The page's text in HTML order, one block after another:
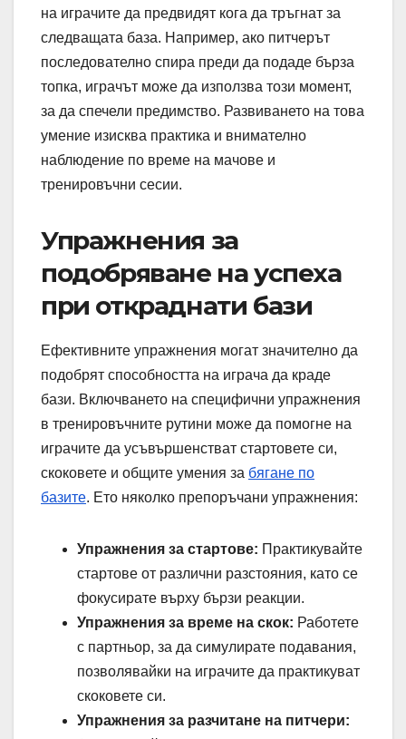
на играчите да предвидят кога да тръгнат за
следващата база. Например, ако питчерът
последователно спира преди да подаде бърза
топка, играчът може да използва този момент,
за да спечели предимство. Развиването на това
умение изисква практика и внимателно
наблюдение по време на мачове и
тренировъчни сесии.
Упражнения за
подобряване на успеха
при откраднати бази
Ефективните упражнения могат значително да
подобрят способността на играча да краде
бази. Включването на специфични упражнения
в тренировъчните рутини може да помогне на
играчите да усъвършенстват стартовете си,
скоковете и общите умения за бягане по
базите. Ето няколко препоръчани упражнения:
Упражнения за стартове: Практикувайте
стартове от различни разстояния, като се
фокусирате върху бързи реакции.
Упражнения за време на скок: Работете
с партньор, за да симулирате подавания,
позволявайки на играчите да практикуват
скоковете си.
Упражнения за разчитане на питчери: